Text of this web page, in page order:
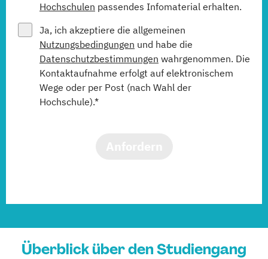
Hochschulen passendes Infomaterial erhalten.
Ja, ich akzeptiere die allgemeinen
Nutzungsbedingungen und habe die
Datenschutzbestimmungen wahrgenommen. Die
Kontaktaufnahme erfolgt auf elektronischem
Wege oder per Post (nach Wahl der
Hochschule).*
Überblick über den Studiengang